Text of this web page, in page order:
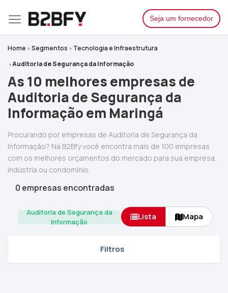
Seja um fornecedor
Home Segmentos
Tecnologia e Infraestrutura
Auditoria de Segurança da Informação
As 10 melhores empresas de
Auditoria de Segurança da
Informação em Maringá
Procurando por empresas de Auditoria de Segurança da
Informação? Na B2Bfy você encontra mais de 100 empresas
com os melhores orçamentos do mercado para sua empresa,
indústria ou condomínio.
0 empresas encontradas
Auditoria de Segurança da
Informação
Lista Mapa
Filtros